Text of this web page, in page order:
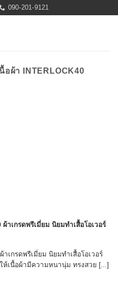
090-201-9121
นื้อผ้า INTERLOCK40
าเกรดพรีเมี่ยม นิยมทำเสื้อโอเวอร์
เกรดพรีเมี่ยม นิยมทำเสื้อโอเวอร์
ห้เนื้อผ้ามีความหนานุ่ม ทรงสวย [...]